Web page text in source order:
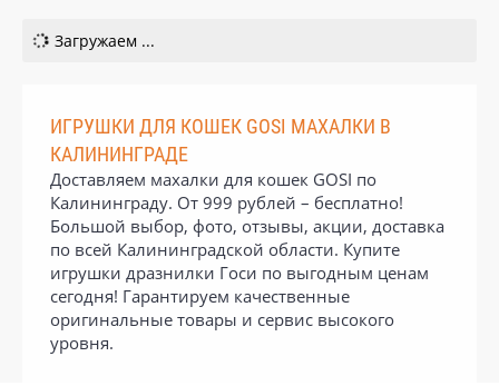
Загружаем ...
ИГРУШКИ ДЛЯ КОШЕК GOSI МАХАЛКИ В
КАЛИНИНГРАДЕ
Доставляем махалки для кошек GOSI по
Калининграду. От 999 рублей – бесплатно!
Большой выбор, фото, отзывы, акции, доставка
по всей Калининградской области. Купите
игрушки дразнилки Госи по выгодным ценам
сегодня! Гарантируем качественные
оригинальные товары и сервис высокого
уровня.